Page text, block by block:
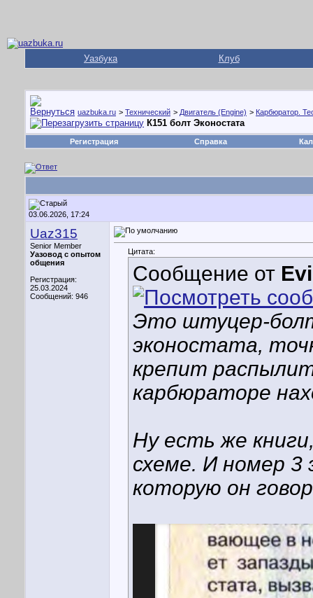
Уазбука Клуб
uazbuka.ru > Технический > Двигатель (Engine) > Карбюратор.
К151 болт Эконостата
Регистрация Справка
03.06.2026, 17:24
Uaz315
Senior Member
Уазовод с опытом
общения
Регистрация:
25.03.2024
Сообщений: 946
Цитата:
Сообщение от
Это штуцер-
эконостата,
крепит
карбюраторе
Ну есть же
схеме. И номер 3
которую он